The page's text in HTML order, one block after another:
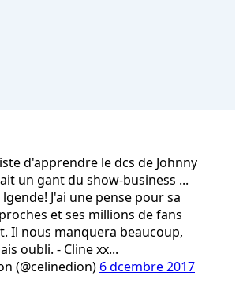
d'apprendre le dcs de Johnny
un gant du show-business ...
J'ai une pense pour sa
et ses millions de fans
Il nous manquera beaucoup,
oubli. - Cline xx...
(@celinedion) 6 dcembre 2017